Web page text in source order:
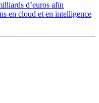
d’euros afin
en cloud et en intelligence